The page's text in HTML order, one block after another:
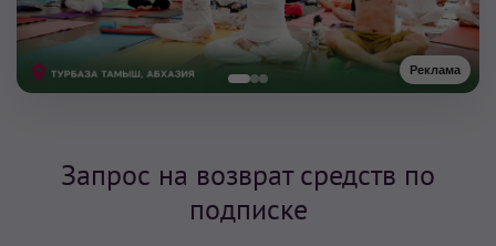
Реклама
Запрос на возврат средств по
подписке